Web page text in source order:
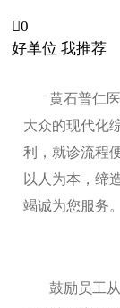
0
好单位 我推荐
黄石普仁
大众的现代化
利，就诊流程
以人为本，缔
竭诚为您服务。
鼓励员工